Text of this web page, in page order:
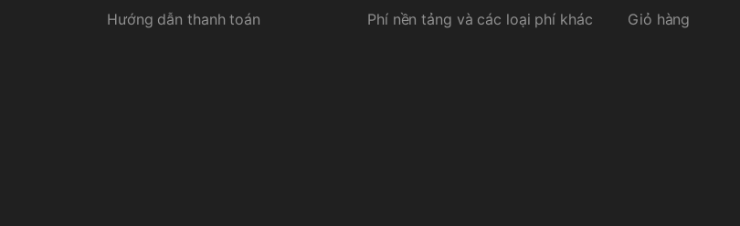
Hướng dẫn thanh toán
Phí nền tảng và các loại phí khác
Giỏ hàng